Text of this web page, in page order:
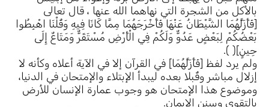
بالأكل من الشجرة التي نهاهما الله عنها ، قال تعالى
[فَأَزَلَّهُمَا الشَّيْطَانُ عَنْهَا فَأَخْرَجَهُمَا مِمَّا كَانَا فِيهِ وَقُلْنَا اهْبِطُوا
بَعْضُكُمْ لِبَعْضٍ عَدُوٌّ وَلَكُمْ فِي الْأَرْضِ مُسْتَقَرٌّ وَمَتَاعٌ إِلَى
حِينٍ]( ).
ولم يرد لفظ [فَأَزَلَّهُمَا] في القرآن إلا في الآية أعلاه وكأنه لا
إزلال مباشر وقُبلا بعده ليبدأ الإبتلاء والإمتحان في الدنيا،
وموضوع هذا الإمتحان هو وجوب عمارة الإنسان للأرض
بالتقوى وسنن الإيمان.